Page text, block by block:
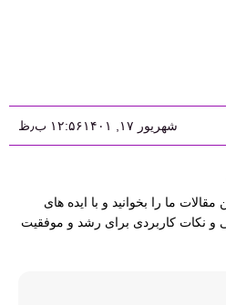
شهریور ۱۷, ۱۴۰۱ ۱۲:۵۶ ب٫ظ
ما را بخوانید و با ایده های
و نکات کاربردی برای رشد و موفقیت